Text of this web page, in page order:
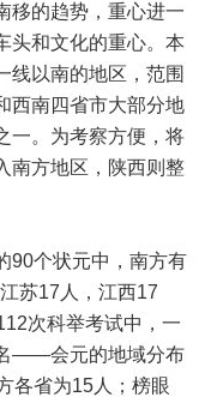
移的趋势，重心进一
头和文化的重心。本
以南的地区，范围
西南四省市大部分地
一。为考察方便，将
南方地区，陕西则整
90个状元中，南方有
苏17人，江西17
次科举考试中，一
——会元的地域分布
各省为15人；榜眼